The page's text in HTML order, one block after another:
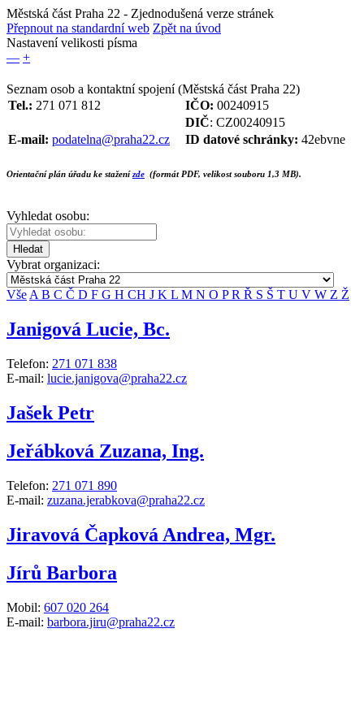
Městská část Praha 22 - Zjednodušená verze stránek
Přepnout na standardní web Zpět na úvod
Nastavení velikosti písma
— +
Seznam osob a kontaktní spojení (Městská část Praha 22)
Tel.: 271 071 812 IČO: 00240915
DIČ: CZ00240915
E-mail: podatelna@praha22.cz ID datové schránky: 42ebvne
Orientační plán úřadu ke staženízde (formát PDF, velikost souboru 1,3 MB).
Vyhledat osobu:
Hledat
Vybrat organizaci:
Vše A B C Č D F G H CH J K L M N O PR Ř S Š T U V W Z Ž
Janigová Lucie, Bc.
Telefon: 271 071 838
E-mail: lucie.janigova@praha22.cz
Jašek Petr
Jeřábková Zuzana, Ing.
Telefon: 271 071 890
E-mail: zuzana.jerabkova@praha22.cz
Jiravová Čapková Andrea, Mgr.
Jírů Barbora
Mobil: 607 020 264
E-mail: barbora.jiru@praha22.cz